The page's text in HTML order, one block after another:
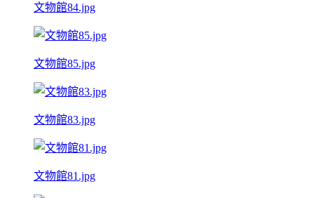
文物館84.jpg
文物館85.jpg
文物館83.jpg
文物館81.jpg